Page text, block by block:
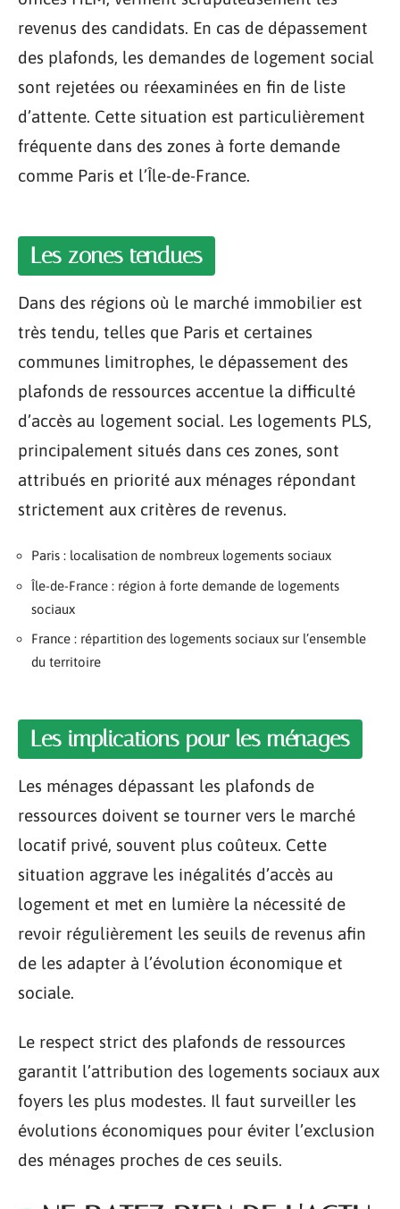
revenus des candidats. En cas de dépassement
des plafonds, les demandes de logement social
sont rejetées ou réexaminées en fin de liste
d’attente. Cette situation est particulièrement
fréquente dans des zones à forte demande
comme Paris et l’Île-de-France.
Les zones tendues
Dans des régions où le marché immobilier est
très tendu, telles que Paris et certaines
communes limitrophes, le dépassement des
plafonds de ressources accentue la difficulté
d’accès au logement social. Les logements PLS,
principalement situés dans ces zones, sont
attribués en priorité aux ménages répondant
strictement aux critères de revenus.
Paris : localisation de nombreux logements sociaux
Île-de-France : région à forte demande de logements
sociaux
France : répartition des logements sociaux sur l’ensemble
du territoire
Les implications pour les ménages
Les ménages dépassant les plafonds de
ressources doivent se tourner vers le marché
locatif privé, souvent plus coûteux. Cette
situation aggrave les inégalités d’accès au
logement et met en lumière la nécessité de
revoir régulièrement les seuils de revenus afin
de les adapter à l’évolution économique et
sociale.
Le respect strict des plafonds de ressources
garantit l’attribution des logements sociaux aux
foyers les plus modestes. Il faut surveiller les
évolutions économiques pour éviter l’exclusion
des ménages proches de ces seuils.